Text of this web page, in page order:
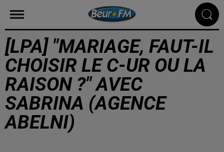
[LPA] "MARIAGE, FAUT-IL
CHOISIR LE C-UR OU LA
RAISON ?" AVEC
SABRINA (AGENCE
ABELNI)